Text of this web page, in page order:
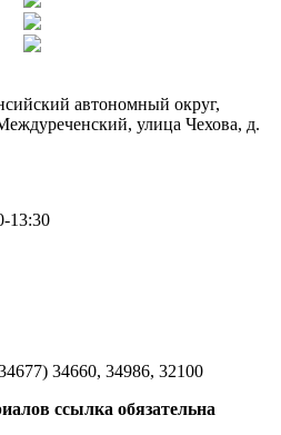
автономный округ,
улица Чехова, д.
13:30
34660, 34986, 32100
ссылка обязательна